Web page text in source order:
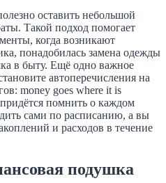
оставить небольшой
Такой подход помогает
когда возникают
понадобилась замена одежды
в быту. Ещё одно важное
автоперечисления на
money goes where it is
помнить о каждом
сами по расписанию, а вы
и расходов в течение
подушка